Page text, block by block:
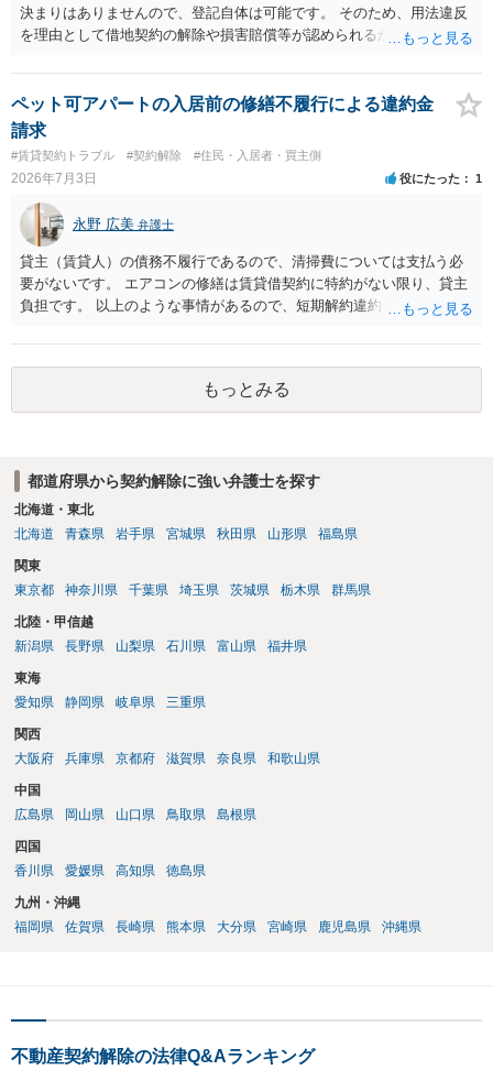
決まりはありませんので、登記自体は可能です。 そのため、用法違反
を理由として借地契約の解除や損害賠償等が認められるかどうかが問
の建物を住居用に限定する（事業に使用しない）特約があると評価で
きるかどうかが重要でしょう（借地契約締結後に賃借人が建物を店舗
に改装したという事案で、住居に限定する特約までは存在しなかった
として契約解除を認めなかった裁判例があります）。契約条項の記載
や解釈の問題になりますので、弁護士へ直接相談されることをお勧め
します。
ペット可アパートの入居前の修繕不履行による違約金
請求
#賃貸契約トラブル #契約解除 #住民・入居者・買主側
2026年7月3日 役にたった 1
永野 広美 弁護士
貸主（賃貸人）の債務不履行であるので、清掃費については支払う必
要がないです。 エアコンの修繕は賃貸借契約に特約がない限り、貸主
負担です。 以上のような事情があるので、短期解約違約金を支払う必
もっとみる
都道府県から契約解除に強い弁護士を探す
北海道・東北
北海道
青森県 岩手県 宮城県 秋田県 山形県 福島県
関東
東京都
神奈川県 千葉県 埼玉県 茨城県 栃木県 群馬県
北陸・甲信越
新潟県
長野県 山梨県 石川県 富山県 福井県
東海
愛知県
静岡県 岐阜県 三重県
関西
大阪府
兵庫県 京都府 滋賀県 奈良県 和歌山県
中国
広島県
岡山県 山口県 鳥取県 島根県
四国
香川県
愛媛県 高知県 徳島県
九州・沖縄
福岡県
佐賀県 長崎県 熊本県 大分県 宮崎県 鹿児島県 沖縄県
不動産契約解除の法律Q&Aランキング